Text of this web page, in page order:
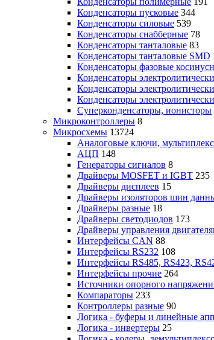
Конденсаторы пусковые 344
Конденсаторы силовые 539
Конденсаторы снабберные 78
Конденсаторы танталовые 83
Конденсаторы танталовые SMD
Конденсаторы фазовые
Конденсаторы
Конденсаторы
Конденсаторы
Суперконденсаторы, ионисторы
Микроконтроллеры 8
Микросхемы 13724
Аналоговые ключи,
АЦП 148
Генераторы сигналов 8
Драйверы MOSFET и IGBT 235
Драйверы дисплеев 15
Драйверы изоляторов шин
Драйверы разные 18
Драйверы светодиодов 173
Драйверы управления
Интерфейсы CAN 88
Интерфейсы RS232 108
Интерфейсы RS485, RS423,
Интерфейсы прочие 264
Источники опорного
Компараторы 233
Контроллеры разные 90
Логика - буферы и линейные
Логика - инвертеры 25